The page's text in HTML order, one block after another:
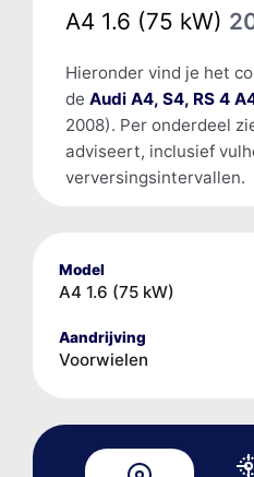
A4 1.6 (75 kW)
Hieronder vind je het
de Audi A4, S4, RS 4
2008). Per onderdeel
adviseert, inclusief
verversingsintervallen.
Model
A4 1.6 (75 kW)
Aandrijving
Voorwielen